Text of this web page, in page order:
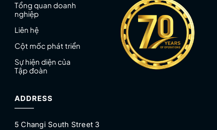
Tổng quan doanh
nghiệp
Liên hệ
Cột mốc phát triển
Sự hiện diện của
Tập đoàn
ADDRESS
5 Changi South Street 3